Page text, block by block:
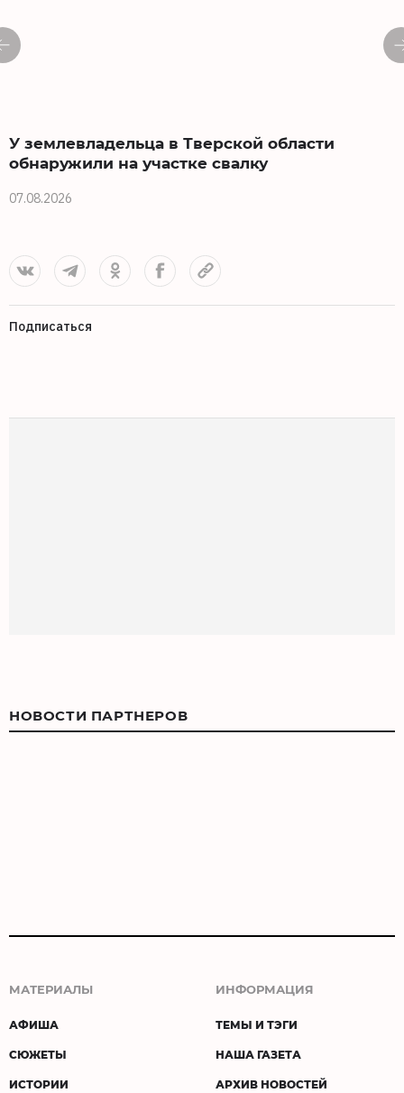
У землевладельца в Тверской области
обнаружили на участке свалку
07.08.2026
Подписаться
НОВОСТИ ПАРТНЕРОВ
МАТЕРИАЛЫ
АФИША
СЮЖЕТЫ
ИСТОРИИ
ИНФОРМАЦИЯ
ТЕМЫ И ТЭГИ
НАША ГАЗЕТА
АРХИВ НОВОСТЕЙ